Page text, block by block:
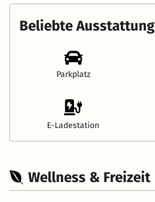
Beliebte Ausstattung
Parkplatz
E-Ladestation
Wellness & Freizeit